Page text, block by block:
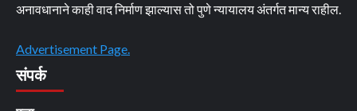
अनावधानाने काही वाद निर्माण झाल्यास तो पुणे न्यायालय अंतर्गत मान्य राहील.
Advertisement Page.
संपर्क